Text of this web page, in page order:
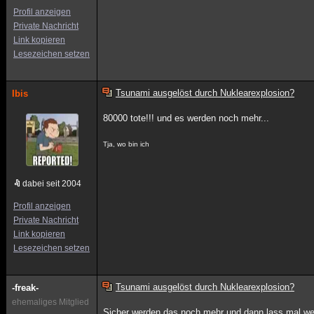
Profil anzeigen
Private Nachricht
Link kopieren
Lesezeichen setzen
Ibis
dabei seit 2004
Profil anzeigen
Private Nachricht
Link kopieren
Lesezeichen setzen
Tsunami ausgelöst durch Nuklearexplosion?
80000 tote!!! und es werden noch mehr...
Tja, wo bin ich
-freak-
ehemaliges Mitglied
Tsunami ausgelöst durch Nuklearexplosion?